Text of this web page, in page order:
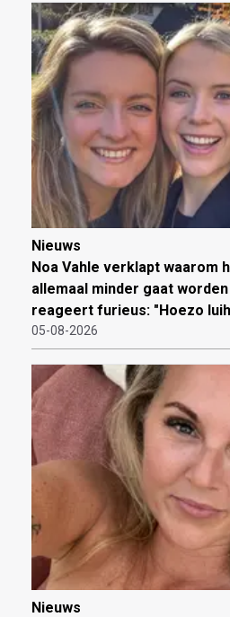
Nieuws
Noa Vahle verklapt waarom
allemaal minder gaat
reageert furieus: "Hoezo
05-08-2026
Nieuws